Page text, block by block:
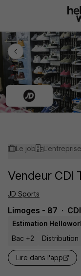
Le job L'entreprise
Vendeur CDI
JD Sports
Limoges - 87 CDI
Estimation
Bac +2
Distribution
Lire dans l'app